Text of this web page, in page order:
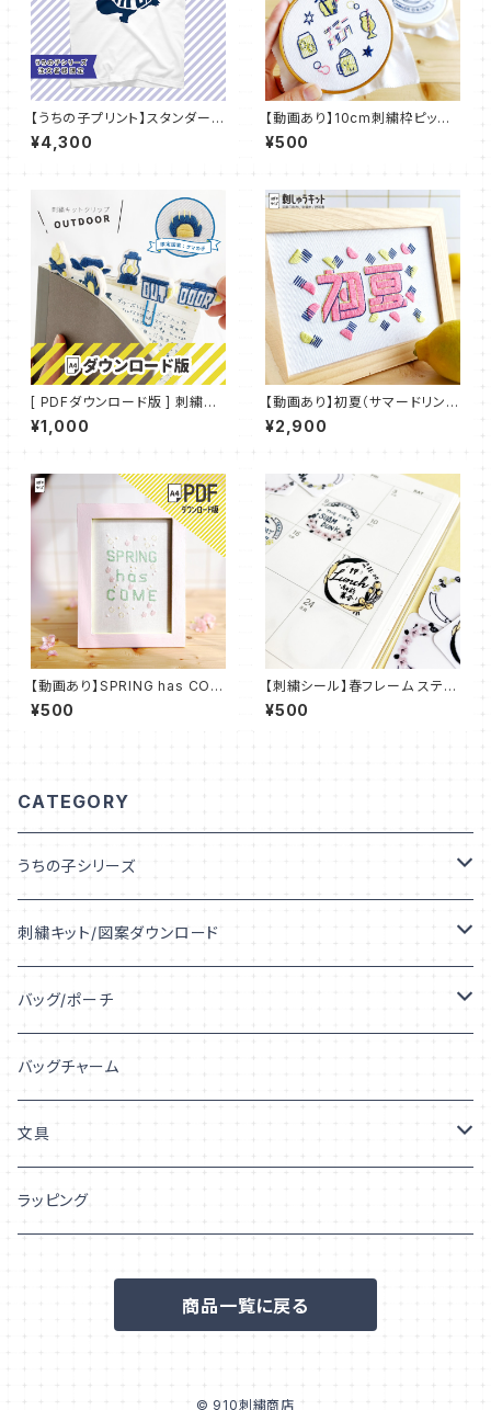
【うちの子プリント】スタンダード
Tシャツ 5.6オンス：UT-P01
¥4,300
【動画あり】10cm刺繍枠ピッタ
リ図案 サマードリンク：PDF10_
01
¥500
[ PDFダウンロード版 ] 刺繍キ
ット クリップ OUTDOOR：PDF
_C01
¥1,000
【動画あり】初夏（サマードリンク
コレクション）【図案印刷済み】：
KIT_003
¥2,900
【動画あり】SPRING has COM
E【PDFダウンロード】：PDF_P0
7
¥500
【刺繍シール】春フレーム ステッ
カー【フレークシール】ST_EMB
01
¥500
CATEGORY
うちの子シリーズ
うちの子デザイン
うちの子シルエット
うちの子プリント
うちの子「柄」
刺繍キット/図案ダウンロード
キット
図案ダウンロード
バッグ/ポーチ
トートバッグ
巾着
ポーチ
バッグチャーム
文具
シール/ステッカー
ラッピング
商品一覧に戻る
© 910刺繍商店